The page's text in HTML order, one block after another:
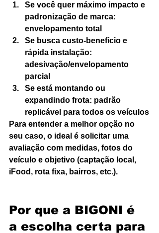
Se você quer máximo impacto e
padronização de marca:
envelopamento total
Se busca custo-benefício e
rápida instalação:
adesivação/envelopamento
parcial
Se está montando ou
expandindo frota: padrão
replicável para todos os veículos
Para entender a melhor opção no
seu caso, o ideal é solicitar uma
avaliação com medidas, fotos do
veículo e objetivo (captação local,
iFood, rota fixa, bairros, etc.).
Por que a BIGONI é
a escolha certa para